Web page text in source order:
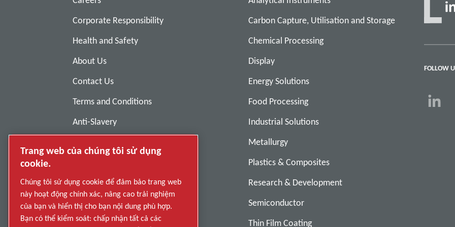
Corporate Responsibility
Health and Safety
About Us
Contact Us
Terms and Conditions
Anti-Slavery
Suppliers
Accessibility
Carbon Capture, Utilisation and Storage
Chemical Processing
Display
Energy Solutions
Food Processing
Industrial Solutions
Metallurgy
Plastics & Composites
Research & Development
Semiconductor
Thin Film Coating
FOLLOW
Trang web của chúng tôi sử dụng
cookie.
Chúng tôi sử dụng cookie để đảm bảo trang web
này hoạt động chính xác, nâng cao trải nghiệm
của bạn và hiển thị cho bạn nội dung phù hợp.
Bạn có thể kiểm soát: chấp nhận tất cả các